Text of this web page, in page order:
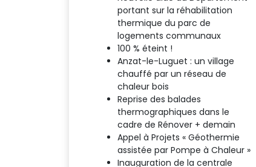
portant sur la réhabilitation
thermique du parc de
logements communaux
100 % éteint !
Anzat-le-Luguet : un village
chauffé par un réseau de
chaleur bois
Reprise des balades
thermographiques dans le
cadre de Rénover + demain
Appel à Projets « Géothermie
assistée par Pompe à Chaleur »
Inauguration de la centrale